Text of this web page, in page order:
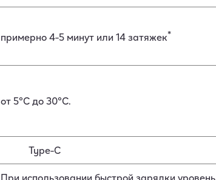
примерно 4-5 минут или 14 затяжек*
от 5°C до 30°C.
Type-C